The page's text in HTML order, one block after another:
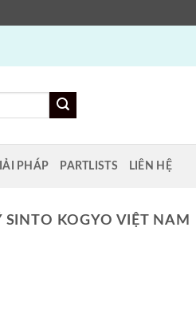
PHÁP PARTLISTS LIÊN HỆ
SINTO KOGYO VIỆT NAM